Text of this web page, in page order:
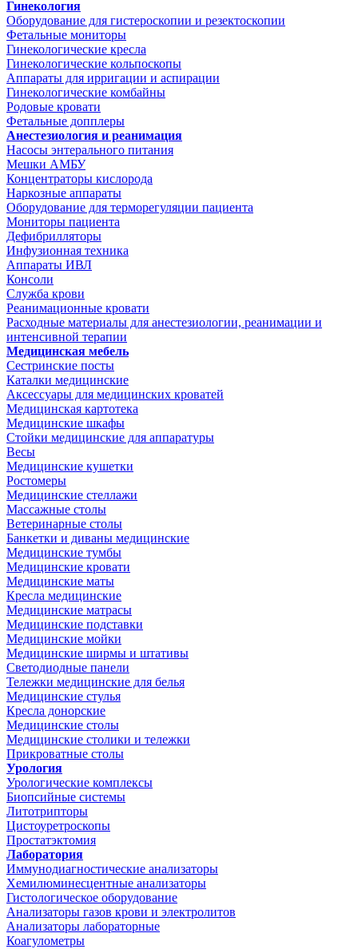
Гинекология
Оборудование для гистероскопии и резектоскопии
Фетальные мониторы
Гинекологические кресла
Гинекологические кольпоскопы
Аппараты для ирригации и аспирации
Гинекологические комбайны
Родовые кровати
Фетальные допплеры
Анестезиология и реанимация
Насосы энтерального питания
Мешки АМБУ
Концентраторы кислорода
Наркозные аппараты
Оборудование для терморегуляции пациента
Мониторы пациента
Дефибрилляторы
Инфузионная техника
Аппараты ИВЛ
Консоли
Служба крови
Реанимационные кровати
Расходные материалы для анестезиологии, реанимации и
интенсивной терапии
Медицинская мебель
Сестринские посты
Каталки медицинские
Аксессуары для медицинских кроватей
Медицинская картотека
Медицинские шкафы
Стойки медицинские для аппаратуры
Весы
Медицинские кушетки
Ростомеры
Медицинские стеллажи
Массажные столы
Ветеринарные столы
Банкетки и диваны медицинские
Медицинские тумбы
Медицинские кровати
Медицинские маты
Кресла медицинские
Медицинские матрасы
Медицинские подставки
Медицинские мойки
Медицинские ширмы и штативы
Светодиодные панели
Тележки медицинские для белья
Медицинские стулья
Кресла донорские
Медицинские столы
Медицинские столики и тележки
Прикроватные столы
Урология
Урологические комплексы
Биопсийные системы
Литотрипторы
Цистоуретроскопы
Простатэктомия
Лаборатория
Иммунодиагностические анализаторы
Хемилюминесцентные анализаторы
Гистологическое оборудование
Анализаторы газов крови и электролитов
Анализаторы лабораторные
Коагулометры